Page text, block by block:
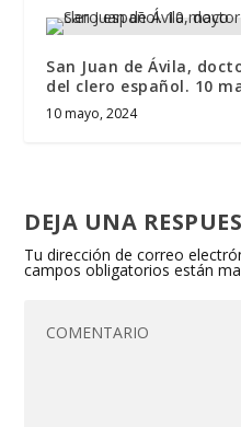
San Juan de Ávila,
del clero español. 10
10 mayo, 2024
DEJA UNA
Tu dirección de correo
campos obligatorios están